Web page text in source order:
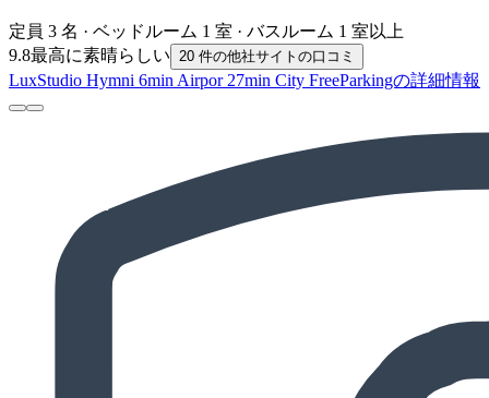
定員 3 名 · ベッドルーム 1 室 · バスルーム 1 室以上
9.8最高に素晴らしい 20 件の他社サイトの口コミ
LuxStudio Hymni 6min Airpor 27min City FreeParkingの詳細情報